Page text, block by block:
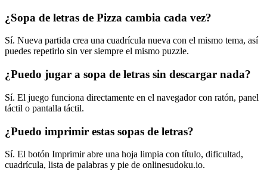
¿Sopa de letras de Pizza cambia cada vez?
Sí. Nueva partida crea una cuadrícula nueva con el mismo tema, así
puedes repetirlo sin ver siempre el mismo puzzle.
¿Puedo jugar a sopa de letras sin descargar nada?
Sí. El juego funciona directamente en el navegador con ratón, panel
táctil o pantalla táctil.
¿Puedo imprimir estas sopas de letras?
Sí. El botón Imprimir abre una hoja limpia con título, dificultad,
cuadrícula, lista de palabras y pie de onlinesudoku.io.